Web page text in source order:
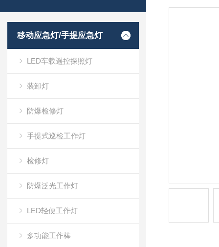
移动应急灯/手提应急灯
LED车载遥控探照灯
装卸灯
防爆检修灯
手提式巡检工作灯
检修灯
防爆泛光工作灯
LED轻便工作灯
多功能工作棒